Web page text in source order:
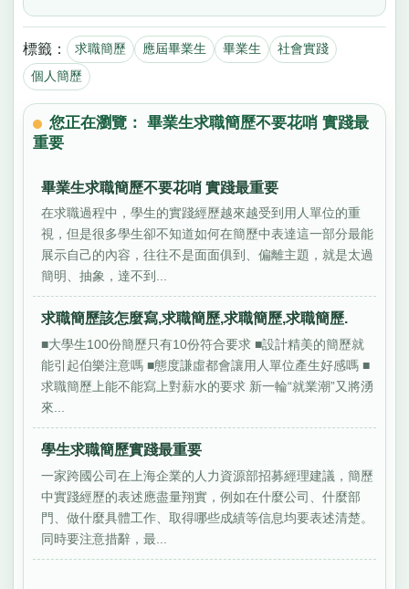
標籤： 求職簡歷 應屆畢業生 畢業生
社會實踐
個人簡歷
您正在瀏覽： 畢業生求職簡歷不要花哨 實踐最
重要
畢業生求職簡歷不要花哨 實踐最重要
在求職過程中，學生的實踐經歷越來越受到用人單位的重
視，但是很多學生卻不知道如何在簡歷中表達這一部分最能
展示自己的內容，往往不是面面俱到、偏離主題，就是太過
簡明、抽象，達不到...
求職簡歷該怎麼寫,求職簡歷,求職簡歷,求職簡歷.
■大學生100份簡歷只有10份符合要求 ■設計精美的簡歷就
能引起伯樂注意嗎 ■態度謙虛都會讓用人單位產生好感嗎 ■
求職簡歷上能不能寫上對薪水的要求 新一輪“就業潮”又將湧
來...
學生求職簡歷實踐最重要
一家跨國公司在上海企業的人力資源部招募經理建議，簡歷
中實踐經歷的表述應盡量翔實，例如在什麼公司、什麼部
門、做什麼具體工作、取得哪些成績等信息均要表述清楚。
同時要注意措辭，最...